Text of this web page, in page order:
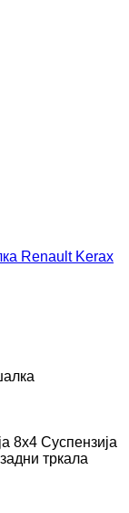
Renault Kerax
8x4 Суспензија
тркала